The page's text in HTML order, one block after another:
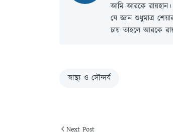
আমি আরকে রায়হান।
যে জ্ঞান শুধুমাত্র
চায় তাহলে আরকে
স্বাস্থ্য ও সৌন্দর্য
Next Post